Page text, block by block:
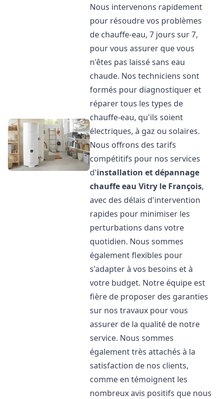
Nous intervenons rapidement
pour résoudre vos problèmes
de chauffe-eau, 7 jours sur 7,
pour vous assurer que vous
n'êtes pas laissé sans eau
chaude. Nos techniciens sont
formés pour diagnostiquer et
réparer tous les types de
chauffe-eau, qu'ils soient
électriques, à gaz ou solaires.
Nous offrons des tarifs
compétitifs pour nos services
d'installation et dépannage
chauffe eau Vitry le François,
avec des délais d'intervention
rapides pour minimiser les
perturbations dans votre
quotidien. Nous sommes
également flexibles pour
s'adapter à vos besoins et à
votre budget. Notre équipe est
fière de proposer des garanties
sur nos travaux pour vous
assurer de la qualité de notre
service. Nous sommes
également très attachés à la
satisfaction de nos clients,
comme en témoignent les
nombreux avis positifs que nous